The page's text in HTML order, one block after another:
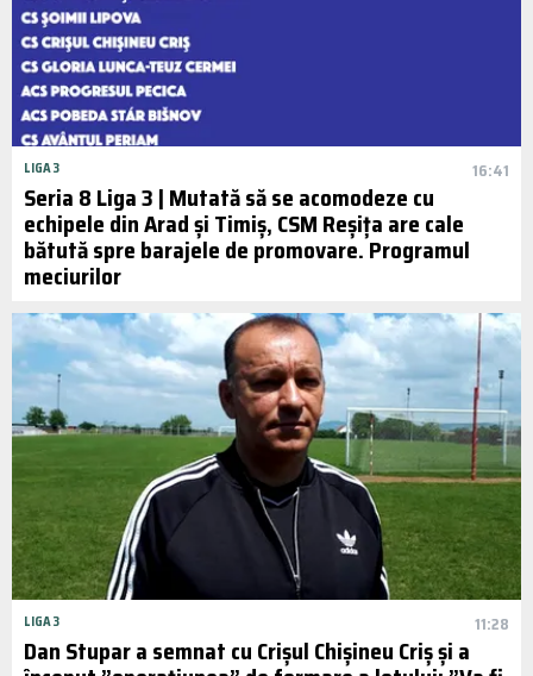
LIGA 3 16:41
Seria 8 Liga 3 | Mutată să se acomodeze cu
echipele din Arad și Timiș, CSM Reșița are cale
bătută spre barajele de promovare. Programul
meciurilor
LIGA 3 11:28
Dan Stupar a semnat cu Crișul Chișineu Criș și a